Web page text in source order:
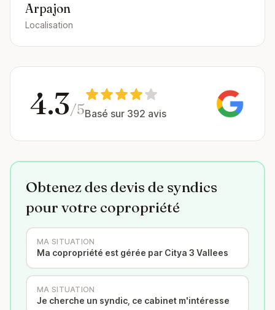
Arpajon
Localisation
4.3/5Basé sur 392 avis
Obtenez des devis de syndics
pour votre copropriété
MA SITUATION
Ma copropriété est gérée par Citya 3 Vallees
MA SITUATION
Je cherche un syndic, ce cabinet m'intéresse